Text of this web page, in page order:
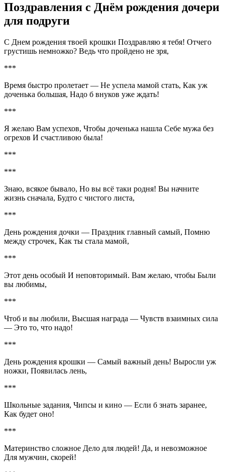
Поздравления с Днём рождения дочери
для подруги
С Днем рождения твоей крошки Поздравляю я тебя! Отчего
грустишь немножко? Ведь что пройдено не зря,
***
Время быстро пролетает — Не успела мамой стать, Как уж
доченька большая, Надо б внуков уже ждать!
***
Я желаю Вам успехов, Чтобы доченька нашла Себе мужа без
огрехов И счастливою была!
***
***
Знаю, всякое бывало, Но вы всё таки родня! Вы начните
жизнь сначала, Будто с чистого листа,
***
День рождения дочки — Праздник главный самый, Помню
между строчек, Как ты стала мамой,
***
Этот день особый И неповторимый. Вам желаю, чтобы Были
вы любимы,
***
Чтоб и вы любили, Высшая награда — Чувств взаимных сила
— Это то, что надо!
***
День рождения крошки — Самый важный день! Выросли уж
ножки, Появилась лень,
***
Школьные задания, Чипсы и кино — Если б знать заранее,
Как будет оно!
***
Материнство сложное Дело для людей! Да, и невозможное
Для мужчин, скорей!